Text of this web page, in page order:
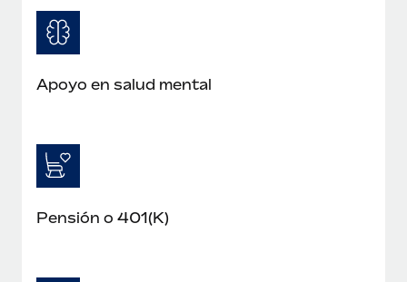
Apoyo en salud mental
Pensión o 401(K)